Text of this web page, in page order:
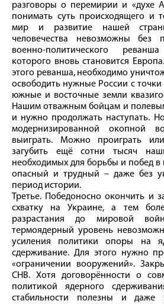
разговоры о перемирии и «духе
понимать суть происходящего и
мир и развитие нашей
человечества невозможны без
военно-политического
которого вновь становится
этого реванша, необходимо
освободить нужные России с точки
южные и восточные земли
Нашим отважным бойцам и
и нужно продолжать наступать.
модернизированной окопной
выиграть. Можно проиграть
загубить ещё сотни тысяч
необходимых для борьбы и побед
опасный и трудный – даже без
период истории.
Третье. Победоносно окончить и
схватку на Украине, а тем
разрастания до мировой
термоядерный уровень
усиления политики опоры на
сдерживание. Для этого нужно
«ограничении вооружений».
СНВ. Хотя договорённости о
политикой ядерного
стабильности полезны и даже